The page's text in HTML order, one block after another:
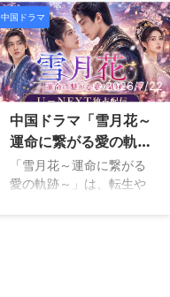
成長していく姿を丁寧に
描いている点です。 宮廷
内では愛情、嫉妬、陰
謀、裏切りが複雑に絡み
合い、次々と起こる事件
が物語を大きく動かして
いきます。 また、中国 ...
しい人生を見つけるまで
の成長を描いたヒューマ
ンラブストーリーです。
主人公の麦承歓はホテル
で働く２９歳の女性で
す。 仕事に真面目で家族
思いの彼女は、３年間交
際している恋人との結婚
を意識しながらも、思う
ように進まない現実に悩
中国ドラマ
2026/7/22
中国ドラマ「雪月花～
運命に繋がる愛の軌跡
～」配信どこでみれ
る？
「雪月花～運命に繋がる
愛の軌跡～」は、転生や